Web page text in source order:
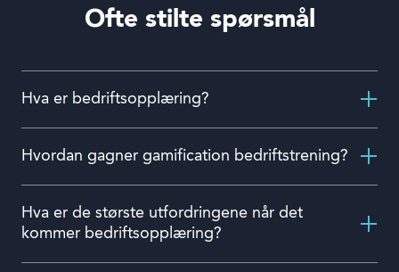
Ofte stilte spørsmål
Hva er bedriftsopplæring?
Hvordan gagner gamification bedriftstrening?
Hva er de største utfordringene når det
kommer bedriftsopplæring?